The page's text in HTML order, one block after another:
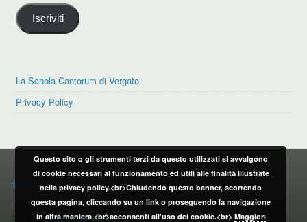
mail
Iscriviti
La Schola Cantorum di Vergato
Privacy Policy
PRIVACY POLICY
privacy policy
CONTATTI:
Email:info@vergatonews24.it
Questo sito o gli strumenti terzi da questo utilizzati si avvalgono
di cookie necessari al funzionamento ed utili alle finalità illustrate
nella privacy policy.<br>Chiudendo questo banner, scorrendo
questa pagina, cliccando su un link o proseguendo la navigazione
in altra maniera,<br>acconsenti all'uso dei cookie.<br> Maggiori